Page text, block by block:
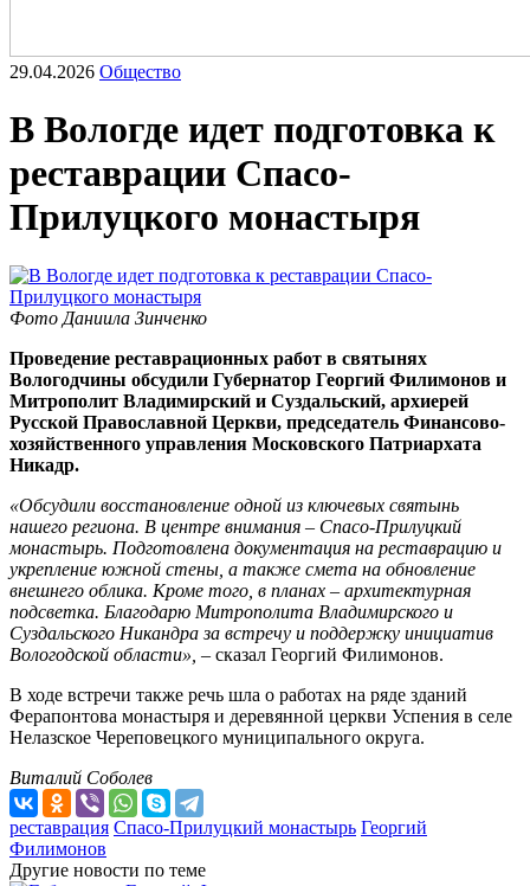
29.04.2026 Общество
В Вологде идет подготовка к
реставрации Спасо-
Прилуцкого монастыря
Фото Даниила Зинченко
Проведение реставрационных работ в святынях
Вологодчины обсудили Губернатор Георгий Филимонов и
Митрополит Владимирский и Суздальский, архиерей
Русской Православной Церкви, председатель Финансово-
хозяйственного управления Московского Патриархата
Никадр.
«Обсудили восстановление одной из ключевых святынь
нашего региона. В центре внимания – Спасо-Прилуцкий
монастырь. Подготовлена документация на реставрацию и
укрепление южной стены, а также смета на обновление
внешнего облика. Кроме того, в планах – архитектурная
подсветка. Благодарю Митрополита Владимирского и
Суздальского Никандра за встречу и поддержку инициатив
Вологодской области», – сказал Георгий Филимонов.
В ходе встречи также речь шла о работах на ряде зданий
Ферапонтова монастыря и деревянной церкви Успения в селе
Нелазское Череповецкого муниципального округа.
Виталий Соболев
реставрация Спасо-Прилуцкий монастырь Георгий
Филимонов
Другие новости по теме